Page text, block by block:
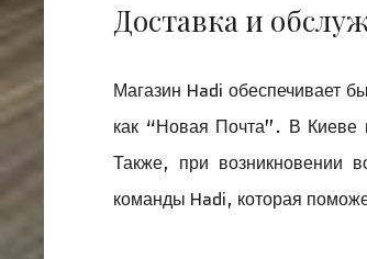
Доставка и
Магазин Hadi обеспечивает
как “Новая Почта”. В Киеве
Также, при возникновении
команды Hadi, которая